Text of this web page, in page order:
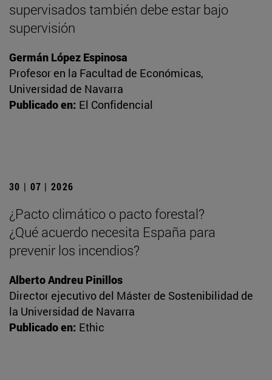
supervisados también debe estar bajo
supervisión
Germán López Espinosa
Profesor en la Facultad de Económicas,
Universidad de Navarra
Publicado en: El Confidencial
30 | 07 | 2026
¿Pacto climático o pacto forestal?
¿Qué acuerdo necesita España para
prevenir los incendios?
Alberto Andreu Pinillos
Director ejecutivo del Máster de Sostenibilidad de
la Universidad de Navarra
Publicado en: Ethic